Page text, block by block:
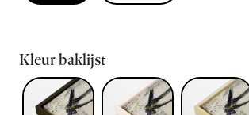
Kleur baklijst